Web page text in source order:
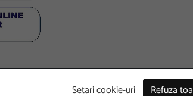
Setari cookie-uri Refuza